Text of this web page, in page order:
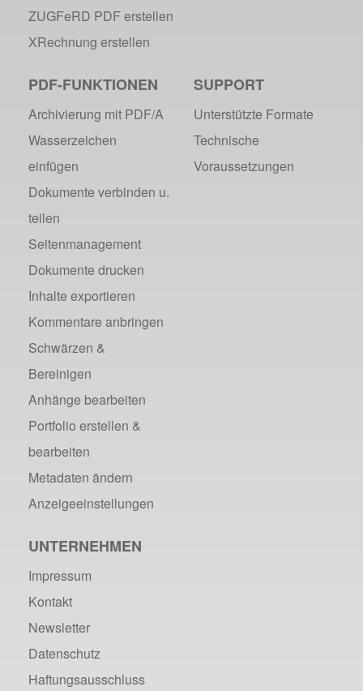
ZUGFeRD PDF erstellen
XRechnung erstellen
PDF-FUNKTIONEN
Archivierung mit PDF/A
Wasserzeichen
einfügen
Dokumente verbinden u.
teilen
Seitenmanagement
Dokumente drucken
Inhalte exportieren
Kommentare anbringen
Schwärzen &
Bereinigen
Anhänge bearbeiten
Portfolio erstellen &
bearbeiten
Metadaten ändern
Anzeigeeinstellungen
SUPPORT
Unterstützte Formate
Technische
Voraussetzungen
UNTERNEHMEN
Impressum
Kontakt
Newsletter
Datenschutz
Haftungsausschluss